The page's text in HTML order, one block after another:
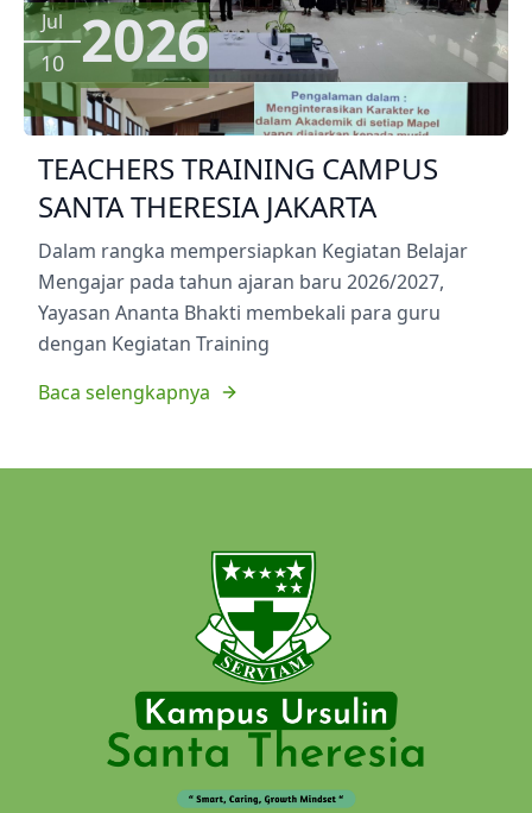
Jul
10 2026
TEACHERS TRAINING CAMPUS
SANTA THERESIA JAKARTA
Dalam rangka mempersiapkan Kegiatan Belajar
Mengajar pada tahun ajaran baru 2026/2027,
Yayasan Ananta Bhakti membekali para guru
dengan Kegiatan Training
Baca selengkapnya